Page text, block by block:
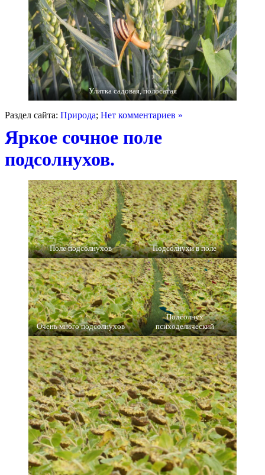
Улитка садовая, полосатая
Раздел сайта: Природа; Нет комментариев »
Яркое сочное поле
подсолнухов.
Поле подсолнухов Подсолнухи в поле
Очень много подсолнухов
Подсолнух
психоделический